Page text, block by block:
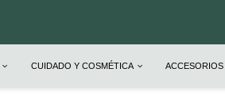
CUIDADO Y COSMÉTICA